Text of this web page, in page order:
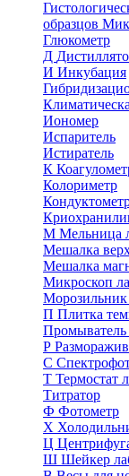
образцов
Глюкометр
Д
И Инкубация
Иономер
Испаритель
Истиратель
К
Колориметр
М Мельница
Мешалка
Мешалка
Микроскоп
Морозильник
П Плитка
Р
С
Т Термостат
Титратор
Ф Фотометр
Х
Ц
Ш Шейкер